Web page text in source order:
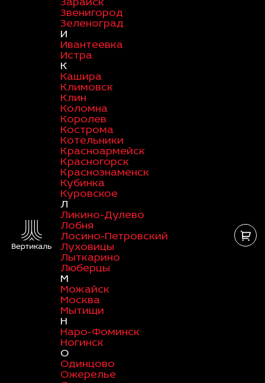
Зарайск
Звенигород
Зеленоград
И
Ивантеевка
Истра
К
Кашира
Климовск
Клин
Коломна
Королев
Кострома
Котельники
Красноармейск
Красногорск
Краснознаменск
Кубинка
Куровское
Л
Ликино-Дулево
Лобня
Лосино-Петровский
Луховицы
Лыткарино
Люберцы
М
Можайск
Москва
Мытищи
Н
Наро-Фоминск
Ногинск
О
Одинцово
Ожерелье